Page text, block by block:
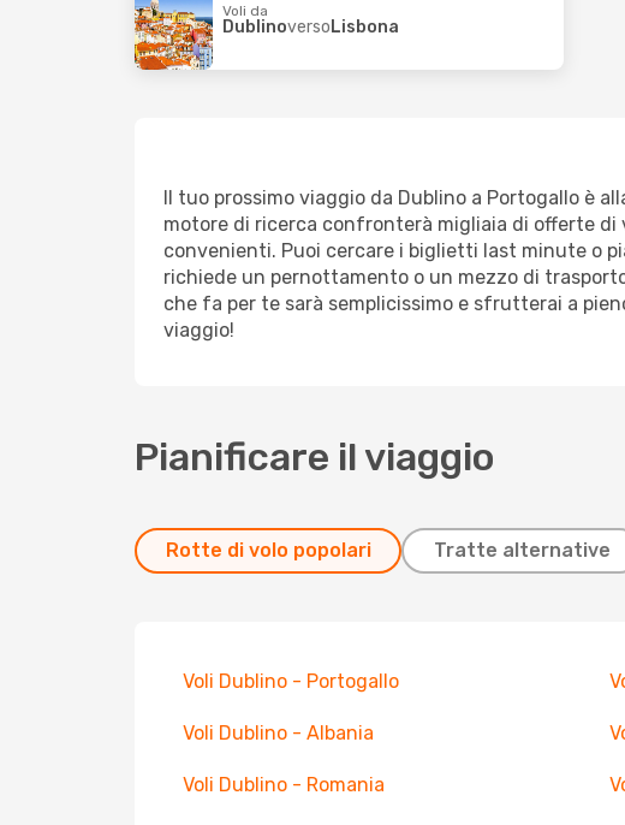
Voli da
DublinoversoLisbona
Il tuo prossimo viaggio da Dublino a Portogallo è
motore di ricerca confronterà migliaia di offerte
convenienti. Puoi cercare i biglietti last minute o
richiede un pernottamento o un mezzo di
che fa per te sarà semplicissimo e sfrutterai a
viaggio!
Pianificare il viaggio
Rotte di volo popolari Tratte alternative
Voli Dublino - Portogallo
Voli Dublino - Albania
Voli Dublino - Romania